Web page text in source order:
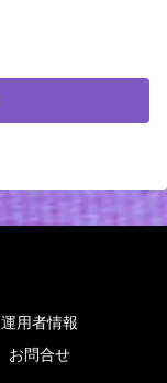
運用者情報
お問合せ